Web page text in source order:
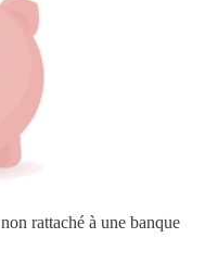
rattaché à une banque